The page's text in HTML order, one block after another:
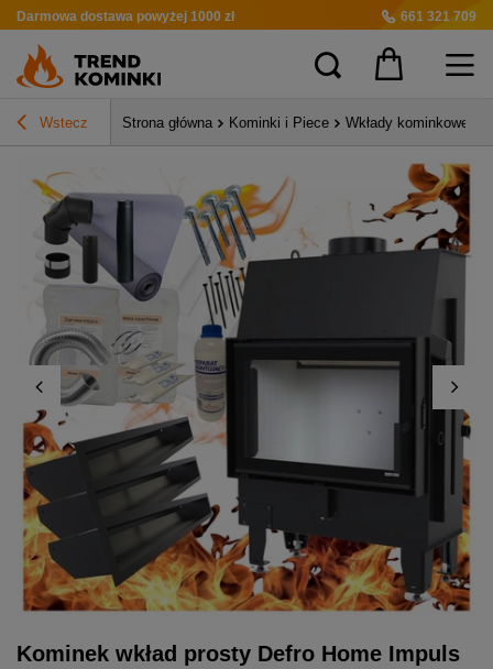
Darmowa dostawa powyżej 1000 zł 661 321 709
Wstecz Strona główna Kominki i Piece Wkłady kominkowe
Kominek wkład prosty Defro Home Impuls